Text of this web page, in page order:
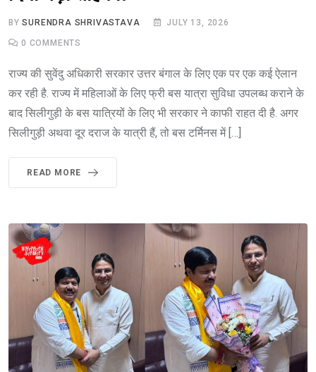
BYSURENDRA SHRIVASTAVA JULY 13, 2026
0 COMMENTS
राज्य की सुवेंदु अधिकारी सरकार उत्तर बंगाल के लिए एक पर एक कई ऐलान
कर रही है. राज्य में महिलाओं के लिए फ्री बस यात्रा सुविधा उपलब्ध कराने के
बाद सिलीगुड़ी के बस यात्रियों के लिए भी सरकार ने काफी राहत दी है. अगर
सिलीगुड़ी अथवा दूर दराज के यात्री हैं, तो बस टर्मिनस में […]
READ MORE